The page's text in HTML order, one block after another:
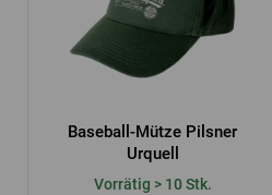
Baseball-Mütze Pilsner
Urquell
Vorrätig > 10 Stk.